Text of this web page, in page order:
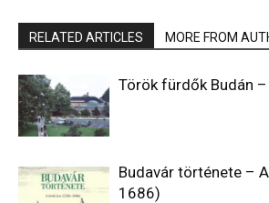
RELATED ARTICLES MORE FROM
Török fürdők Budán
Budavár története –
1686)